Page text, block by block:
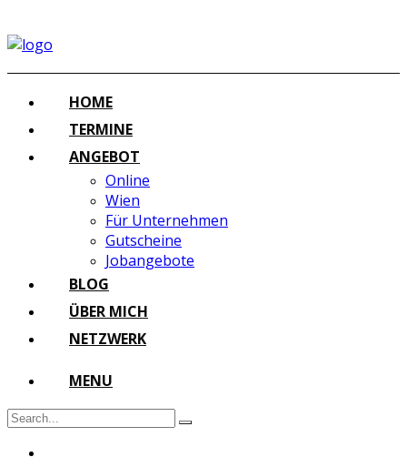
HOME
TERMINE
ANGEBOT
Online
Wien
Für Unternehmen
Gutscheine
Jobangebote
BLOG
ÜBER MICH
NETZWERK
MENU